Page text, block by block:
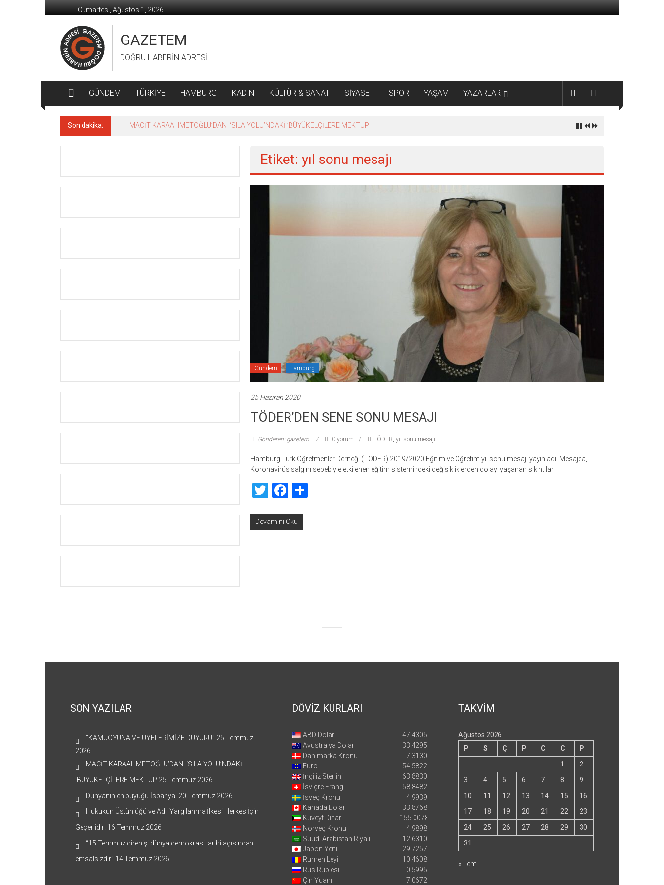
geç
Cumartesi, Ağustos 1, 2026
GAZETEM
DOĞRU HABERİN ADRESİ
GÜNDEM TÜRKİYE HAMBURG KADIN KÜLTÜR & SANAT SİYASET SPOR YAŞAM YAZARLAR
Son dakika: MACİT KARAAHMETOĞLU’DAN ‘SILA YOLU’NDAKİ ’BÜYÜKELÇİLERE MEKTUP
Etiket: yıl sonu mesajı
Gündem Hamburg
25 Haziran 2020
TÖDER’DEN SENE SONU MESAJI
Gönderen: gazetem 0 yorum TÖDER, yıl sonu mesajı
Hamburg Türk Öğretmenler Derneği (TÖDER) 2019/2020 Eğitim ve Öğretim yıl sonu mesajı yayınladı. Mesajda,
Koronavirüs salgını sebebiyle etkilenen eğitim sistemindeki değişikliklerden dolayı yaşanan sıkıntılar
TwitterFacebook
Devamını Oku
SON YAZILAR
“KAMUOYUNA VE ÜYELERİMİZE DUYURU” 25 Temmuz
2026
MACİT KARAAHMETOĞLU’DAN ‘SILA YOLU’NDAKİ
’BÜYÜKELÇİLERE MEKTUP 25 Temmuz 2026
Dünyanın en büyüğü İspanya! 20 Temmuz 2026
Hukukun Üstünlüğü ve Adil Yargılanma İlkesi Herkes İçin
Geçerlidir! 16 Temmuz 2026
“15 Temmuz direnişi dünya demokrasi tarihi açısından
emsalsizdir” 14 Temmuz 2026
DÖVİZ KURLARI
ABD Doları
47.4305
Avustralya Doları
33.4295
Danimarka Kronu
7.3130
Euro
54.5822
İngiliz Sterlini
63.8830
İsviçre Frangı
58.8482
İsveç Kronu
4.9939
Kanada Doları
33.8768
Kuveyt Dinarı
155.0078
Norveç Kronu
4.9898
Suudi Arabistan Riyali
12.6310
Japon Yeni
29.7257
Rumen Leyi
10.4608
Rus Rublesi
0.5995
Çin Yuanı
7.0672
TAKVİM
Ağustos 2026
P
S Ç P C C
P
1
2
3
4 5 6 7 8
9
10
11 12 13 14 15
16
17
18 19 20 21 22
23
24
25 26 27 28 29
30
31
« Tem